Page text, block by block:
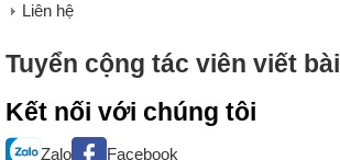
Liên hệ
Tuyển cộng tác viên viết bài
Kết nối với chúng tôi
Zalo Facebook